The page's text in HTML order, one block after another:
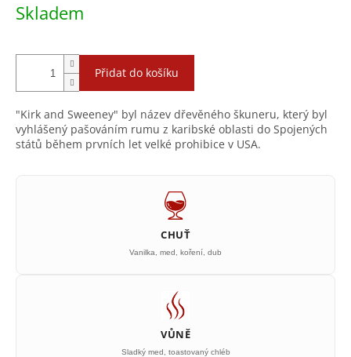
Skladem
Přidat do košíku
"Kirk and Sweeney" byl název dřevěného škuneru, který byl
vyhlášený pašováním rumu z karibské oblasti do Spojených
států během prvních let velké prohibice v USA.
CHUŤ
Vanilka, med, koření, dub
VŮNĚ
Sladký med, toastovaný chléb